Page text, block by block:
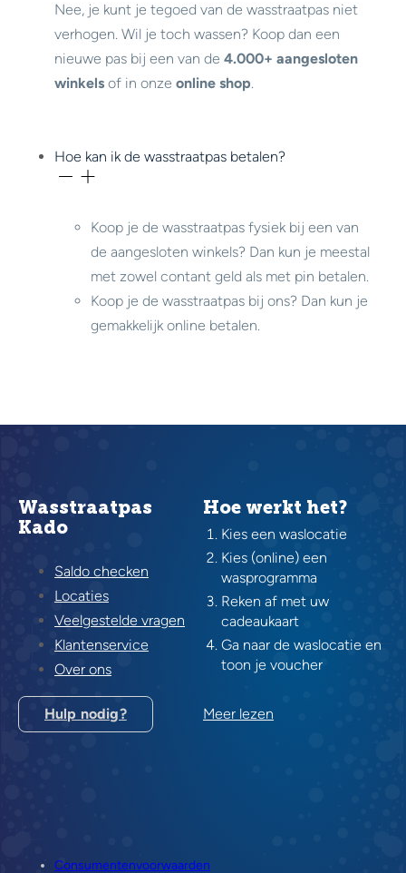
Nee, je kunt je tegoed van de wasstraatpas niet
verhogen. Wil je toch wassen? Koop dan een
nieuwe pas bij een van de 4.000+ aangesloten
winkels of in onze online shop
Hoe kan ik de wasstraatpas betalen?
Koop je de wasstraatpas fysiek bij een van
de aangesloten winkels? Dan kun je meestal
met zowel contant geld als met pin betalen.
Koop je de wasstraatpas bij ons? Dan kun je
gemakkelijk online betalen.
Wasstraatpas
Kado
Saldo checken
Locaties
Veelgestelde vragen
Klantenservice
Over ons
Hulp nodig?
Hoe werkt het?
Kies een waslocatie
Kies (online) een
wasprogramma
Reken af met uw
cadeaukaart
Ga naar de waslocatie en
toon je voucher
Meer lezen
Consumentenvoorwaarden